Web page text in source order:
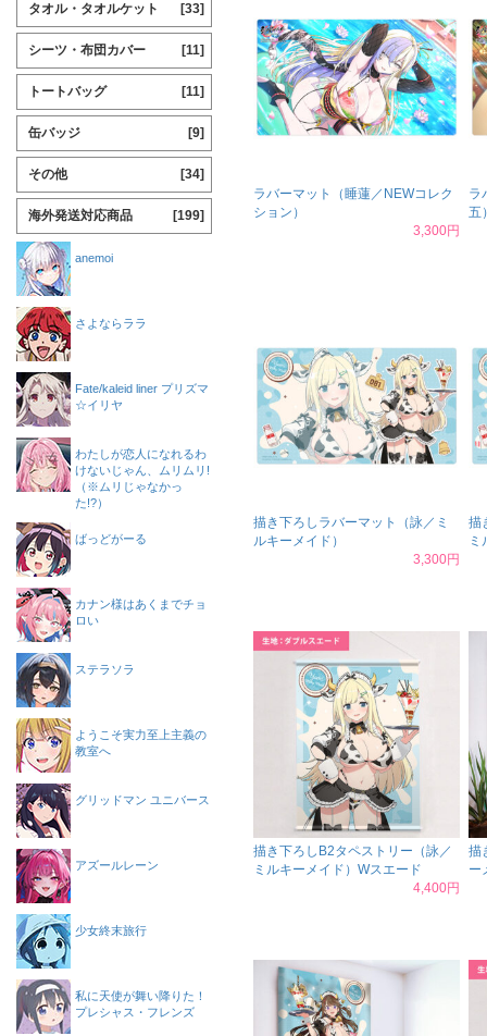
ラバーマット（睡蓮／NEWコレク
ション）
3,300円
ラ
五
描き下ろしラバーマット（詠／ミ
ルキーメイド）
3,300円
描
ミ
描き下ろしB2タペストリー（詠／
ミルキーメイド）Wスエード
4,400円
描
ー
タオル・タオルケット [33]
シーツ・布団カバー [11]
トートバッグ [11]
缶バッジ [9]
その他 [34]
海外発送対応商品 [199]
anemoi
さよならララ
Fate/kaleid liner プリズマ
☆イリヤ
わたしが恋人になれるわ
けないじゃん、ムリムリ!
（※ムリじゃなかっ
た!?）
ばっどがーる
カナン様はあくまでチョ
ロい
ステラソラ
ようこそ実力至上主義の
教室へ
グリッドマン ユニバース
アズールレーン
少女終末旅行
私に天使が舞い降りた！
プレシャス・フレンズ